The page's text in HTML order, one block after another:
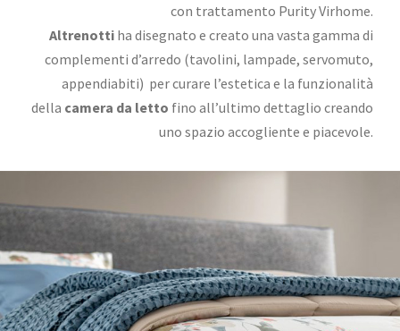
con trattamento Purity Virhome.
Altrenotti ha disegnato e creato una vasta gamma di
complementi d’arredo (tavolini, lampade, servomuto,
appendiabiti) per curare l’estetica e la funzionalità
della camera da letto fino all’ultimo dettaglio creando
uno spazio accogliente e piacevole.